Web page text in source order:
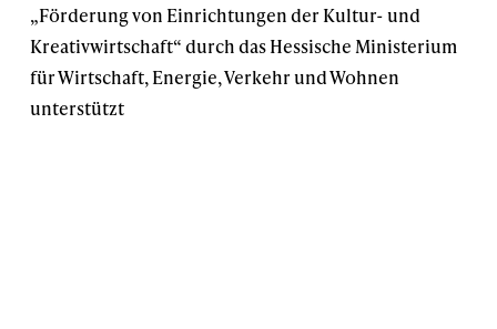
„Förderung von Einrichtungen der Kultur- und
Kreativwirtschaft“ durch das Hessische Ministerium
für Wirtschaft, Energie, Verkehr und Wohnen
unterstützt